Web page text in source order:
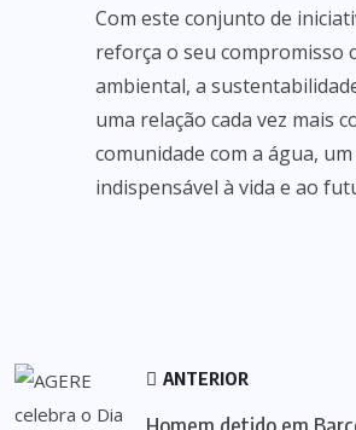
Com este conjunto de
reforça o seu compromisso
ambiental, a
uma relação cada vez mais
comunidade com a água,
indispensável à vida e ao
ANTERIOR